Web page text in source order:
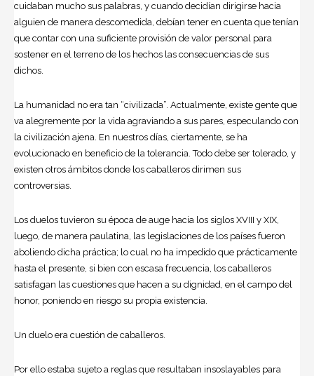
cuidaban mucho sus palabras, y cuando decidían dirigirse hacia
alguien de manera descomedida, debían tener en cuenta que tenían
que contar con una suficiente provisión de valor personal para
sostener en el terreno de los hechos las consecuencias de sus
dichos.
La humanidad no era tan “civilizada”. Actualmente, existe gente que
va alegremente por la vida agraviando a sus pares, especulando con
la civilización ajena. En nuestros días, ciertamente, se ha
evolucionado en beneficio de la tolerancia. Todo debe ser tolerado, y
existen otros ámbitos donde los caballeros dirimen sus
controversias.
Los duelos tuvieron su época de auge hacia los siglos XVIII y XIX,
luego, de manera paulatina, las legislaciones de los países fueron
aboliendo dicha práctica; lo cual no ha impedido que prácticamente
hasta el presente, si bien con escasa frecuencia, los caballeros
satisfagan las cuestiones que hacen a su dignidad, en el campo del
honor, poniendo en riesgo su propia existencia.
Un duelo era cuestión de caballeros.
Por ello estaba sujeto a reglas que resultaban insoslayables para